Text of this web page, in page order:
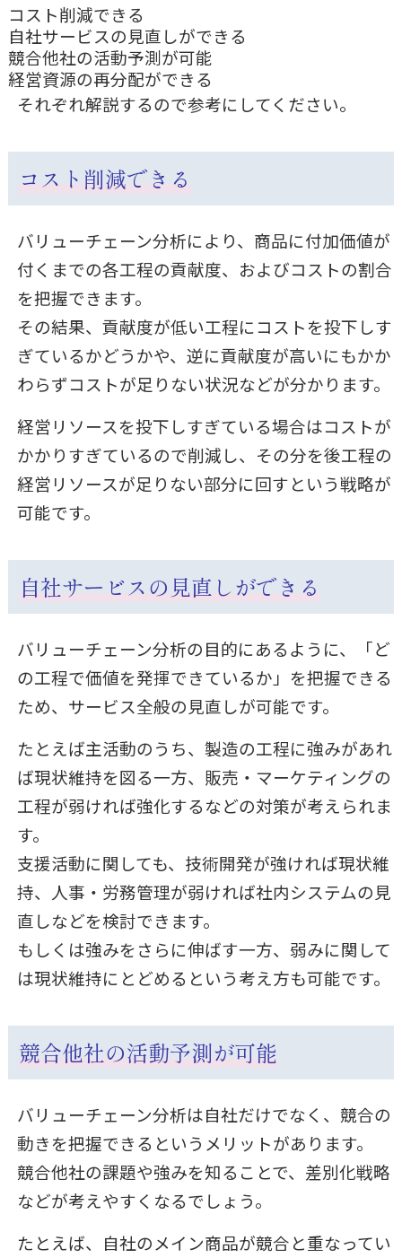
コスト削減できる
自社サービスの見直しができる
競合他社の活動予測が可能
経営資源の再分配ができる
それぞれ解説するので参考にしてください。
コスト削減できる
バリューチェーン分析により、商品に付加価値が
付くまでの各工程の貢献度、およびコストの割合
を把握できます。
その結果、貢献度が低い工程にコストを投下しす
ぎているかどうかや、逆に貢献度が高いにもかか
わらずコストが足りない状況などが分かります。
経営リソースを投下しすぎている場合はコストが
かかりすぎているので削減し、その分を後工程の
経営リソースが足りない部分に回すという戦略が
可能です。
自社サービスの見直しができる
バリューチェーン分析の目的にあるように、「ど
の工程で価値を発揮できているか」を把握できる
ため、サービス全般の見直しが可能です。
たとえば主活動のうち、製造の工程に強みがあれ
ば現状維持を図る一方、販売・マーケティングの
工程が弱ければ強化するなどの対策が考えられま
す。
支援活動に関しても、技術開発が強ければ現状維
持、人事・労務管理が弱ければ社内システムの見
直しなどを検討できます。
もしくは強みをさらに伸ばす一方、弱みに関して
は現状維持にとどめるという考え方も可能です。
競合他社の活動予測が可能
バリューチェーン分析は自社だけでなく、競合の
動きを把握できるというメリットがあります。
競合他社の課題や強みを知ることで、差別化戦略
などが考えやすくなるでしょう。
たとえば、自社のメイン商品が競合と重なってい